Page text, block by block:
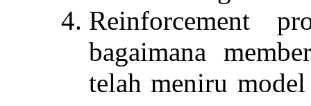
Reinforcement
bagaimana
telah meniru